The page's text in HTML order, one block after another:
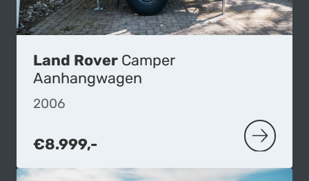
Land Rover Camper
Aanhangwagen
2006
€8.999,- MEER